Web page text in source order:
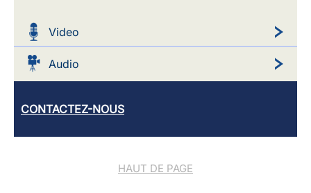
Video
Audio
CONTACTEZ-NOUS
HAUT DE PAGE